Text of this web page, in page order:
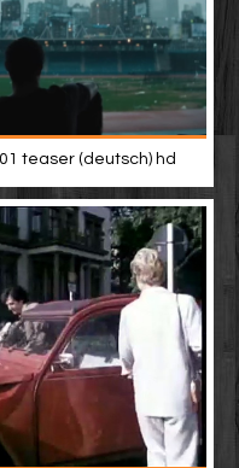
teaser (deutsch) hd